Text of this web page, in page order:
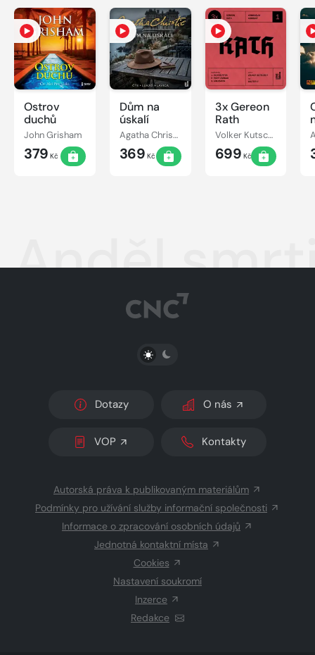
Ostrov
duchů
John Grisham
379 Kč
Dům na
úskalí
Agatha Christie
369 Kč
3x Gereon
Rath
Volker Kutscher
699 Kč
Anděl
PŘEPNOUT SVĚTLÝ/TMAVÝ REŽIM
Dotazy O nás
VOP Kontakty
Autorská práva k publikovaným materiálům
Podmínky pro užívání služby informační společnosti
Informace o zpracování osobních údajů
Jednotná kontaktní místa
Cookies
Nastavení soukromí
Inzerce
Redakce